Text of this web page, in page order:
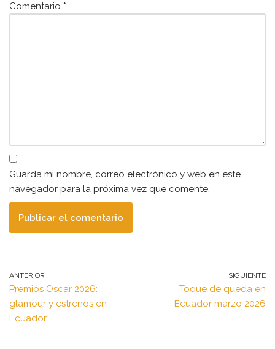
Comentario *
Guarda mi nombre, correo electrónico y web en este
navegador para la próxima vez que comente.
ANTERIOR
Premios Oscar 2026:
glamour y estrenos en
Ecuador
SIGUIENTE
Toque de queda en
Ecuador marzo 2026